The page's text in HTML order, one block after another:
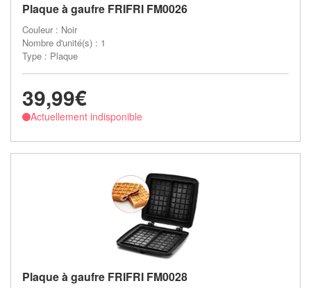
Plaque à gaufre FRIFRI FM0026
Couleur : Noir
Nombre d'unité(s) : 1
Type : Plaque
39,99€
Actuellement indisponible
Plaque à gaufre FRIFRI FM0028